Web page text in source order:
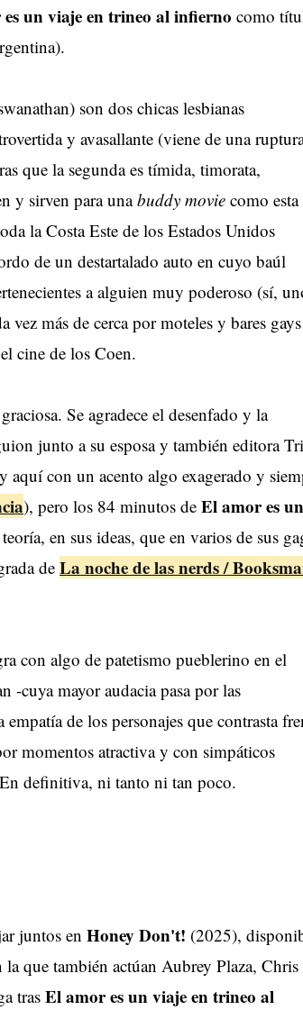
un viaje en trineo al infierno como
son dos chicas lesbianas
y avasallante (viene de una
que la segunda es tímida, timorata,
y sirven para unabuddy movie como esta
la Costa Este de los Estados Unidos
de un destartalado auto en cuyo baúl
a alguien muy poderoso (sí,
más de cerca por moteles y bares gays
cine de los Coen.
Se agradece el desenfado y la
junto a su esposa y también editora
con un acento algo exagerado y
), pero los 84 minutos de El amor es un
en sus ideas, que en varios de sus
de La noche de las nerds /
con algo de patetismo pueblerino en el
-cuya mayor audacia pasa por las
de los personajes que contrasta
momentos atractiva y con simpáticos
definitiva, ni tanto ni tan poco.
juntos en Honey Don't! (2025),
la que también actúan Aubrey Plaza, Chris
tras El amor es un viaje en trineo al